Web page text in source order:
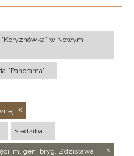
w Nowym
"Panorama"
Siedziba
im. gen. bryg. Zdzisława